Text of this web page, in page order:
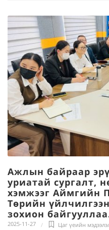
Ажлын байраар
уриатай сургалт,
хэмжээг Аймгийн
Төрийн
зохион
2025-11-27 Цаг үеийн